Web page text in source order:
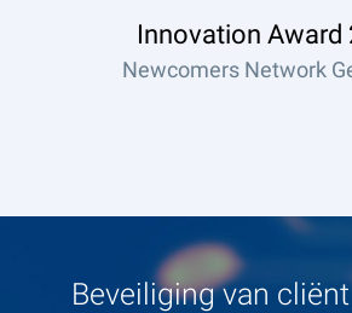
Innovation Award
Newcomers Network
Beveiliging van